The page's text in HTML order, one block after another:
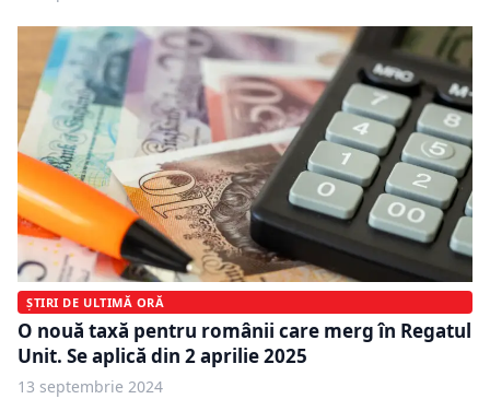
ȘTIRI DE ULTIMĂ ORĂ
O nouă taxă pentru românii care merg în Regatul
Unit. Se aplică din 2 aprilie 2025
13 septembrie 2024